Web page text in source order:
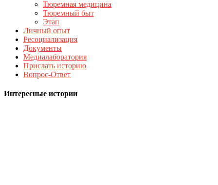
Тюремная медицина
Тюремный быт
Этап
Личный опыт
Ресоциализация
Документы
Медиалаборатория
Прислать историю
Вопрос-Ответ
Интересные истории